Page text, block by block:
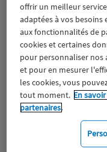
Aidants
Expérience clients
Mobilité
Protection de
offrir un meilleur
adaptées à vos
aux fonctionnalités de
cookies et certaines
pour personnaliser nos
et pour en mesurer
les cookies, vous
tout moment. En
partenaires.